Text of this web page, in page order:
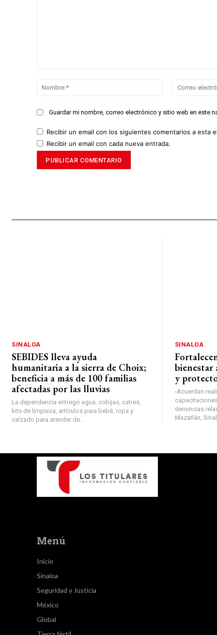
Nombre:*
Guardar mi nombre, correo electrónico y sitio web en este
Recibir un email con los siguientes comentarios a esta
Recibir un email con cada nueva entrada.
SINALOA
SEBIDES lleva ayuda
humanitaria a la sierra de Choix;
beneficia a más de 100 familias
afectadas por las lluvias
La dependencia entregó agua, cobijas, catres,
kits de limpieza, artículos para bebé, ropa y
calzado para atender de...
SINALOA
bienestar
y
-Acuerdan
denuncias
Mazatlán,
Menú
Inicio
Sinaloa
Seguridad y Justicia
México
Global